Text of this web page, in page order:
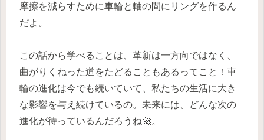
摩擦を減らすために車輪と軸の間にリングを作るん
だよ。
この話から学べることは、革新は一方向ではなく、
曲がりくねった道をたどることもあるってこと！車
輪の進化は今でも続いていて、私たちの生活に大き
な影響を与え続けているの。未来には、どんな次の
進化が待っているんだろうね🚀。